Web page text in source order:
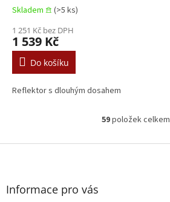
Skladem 𖠿 (>5 ks)
1 251 Kč bez DPH
1 539 Kč
Do košíku
Reflektor s dlouhým dosahem
O
l
59položek celkem
Z
Informace pro vás